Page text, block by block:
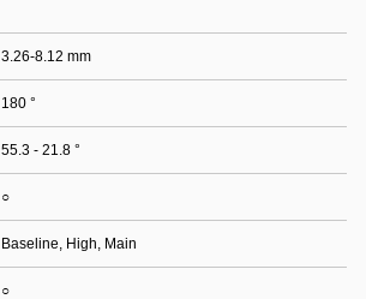
3.26-8.12 mm
180 °
55.3 - 21.8 °
○
Baseline, High, Main
○